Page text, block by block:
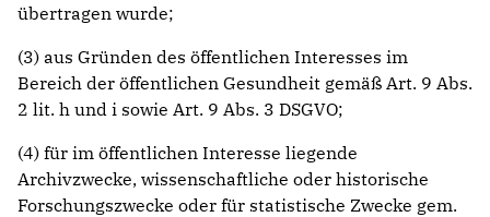
übertragen wurde;
(3) aus Gründen des öffentlichen Interesses im
Bereich der öffentlichen Gesundheit gemäß Art. 9 Abs.
2 lit. h und i sowie Art. 9 Abs. 3 DSGVO;
(4) für im öffentlichen Interesse liegende
Archivzwecke, wissenschaftliche oder historische
Forschungszwecke oder für statistische Zwecke gem.